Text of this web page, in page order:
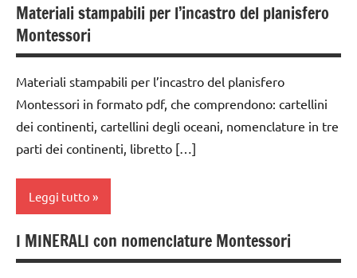
classe
1a
2a
3 ai
6
dai
anni
Materiali stampabili per l’incastro del planisfero
Montessori
Materiali stampabili per l’incastro del planisfero
Montessori in formato pdf, che comprendono: cartellini
dei continenti, cartellini degli oceani, nomenclature in tre
parti dei continenti, libretto […]
Leggi tutto
classe
1a
I MINERALI con nomenclature Montessori